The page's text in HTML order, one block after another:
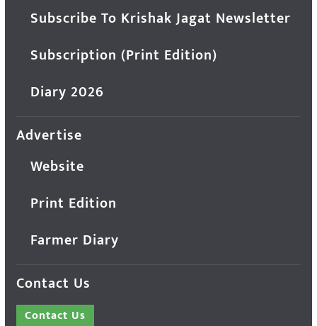
Subscribe To Krishak Jagat Newsletter
Subscription (Print Edition)
Diary 2026
Advertise
Website
Print Edition
Farmer Diary
Contact Us
Contact Us